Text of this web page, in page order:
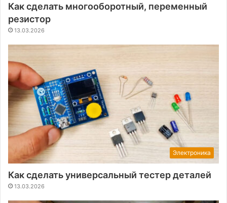
Как сделать многооборотный, переменный
резистор
13.03.2026
Электроника
Как сделать универсальный тестер деталей
13.03.2026